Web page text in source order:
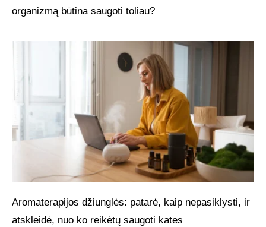
organizmą būtina saugoti toliau?
Aromaterapijos džiunglės: patarė, kaip nepasiklysti, ir
atskleidė, nuo ko reikėtų saugoti kates